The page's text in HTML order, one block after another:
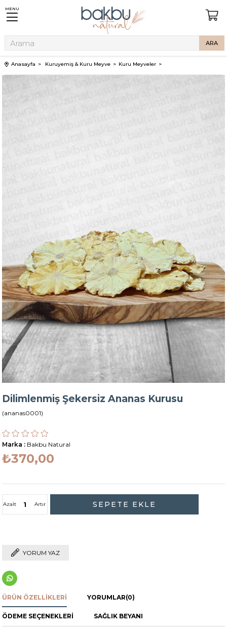
MENU
Anasayfa Kuruyemiş & Kuru Meyve Kuru Meyveler
Dilimlenmiş Şekersiz Ananas Kurusu
(ananas0001)
Marka : Bakbu Natural
₺370,00
Artır
Azalt
YORUM YAZ
ÜRÜN ÖZELLIKLERI YORUMLAR(0)
ÖDEME SEÇENEKLERI SAĞLIK BEYANI